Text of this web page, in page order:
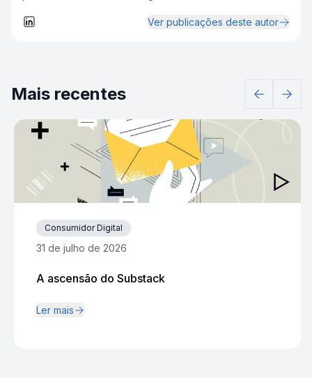
Ver publicações deste autor
Mais recentes
Consumidor Digital
31 de julho de 2026
A ascensão do Substack
Ler mais